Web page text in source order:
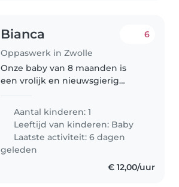
Bianca
Oppaswerk in Zwolle
6
Onze baby van 8 maanden is
een vrolijk en nieuwsgierig
We zoeken een liefdevolle oppas
of nanny die zelfverzekerd met
hem om kan gaan en ook
comfortabel..
Aantal kinderen: 1
Leeftijd van kinderen: Baby
Laatste activiteit: 6 dagen
geleden
€ 12,00/uur